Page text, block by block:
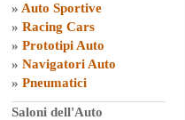
» Auto Sportive
» Racing Cars
» Prototipi Auto
» Navigatori Auto
» Pneumatici
Saloni dell'Auto